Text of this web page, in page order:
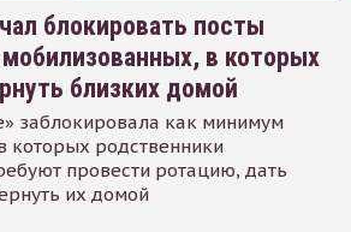
блокировать посты
в которых
близких домой
заблокировала как минимум
которых родственники
провести ротацию, дать
их домой